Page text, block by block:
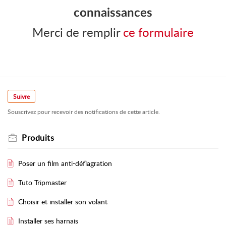
connaissances
Merci de remplirce formulaire
Suivre
Souscrivez pour recevoir des notifications de cette article.
Produits
Poser un film anti-déflagration
Tuto Tripmaster
Choisir et installer son volant
Installer ses harnais